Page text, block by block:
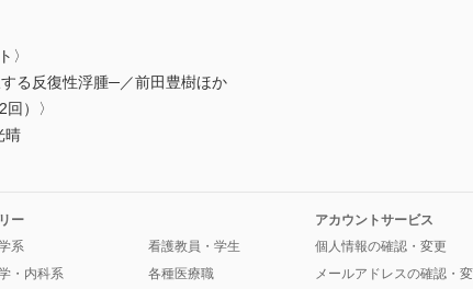
〉
る反復性浮腫─／前田豊樹ほか
）〉
晴
ー
系
・内科系
看護教員・学生
各種医療職
アカウントサービス
個人情報の確認・変更
メールアドレスの確認・